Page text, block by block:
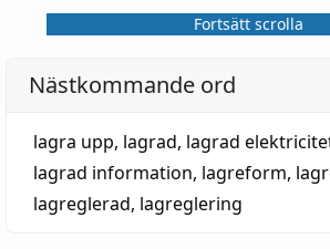
Fortsätt scrolla
Nästkommande ord
lagra upp, lagrad, lagrad
lagrad information, lagreform,
lagreglerad, lagreglering